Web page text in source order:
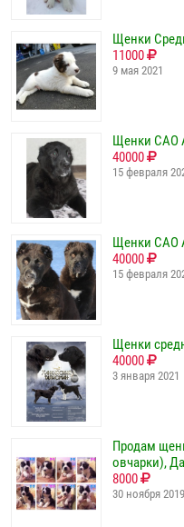
Щенки
11000
9 мая 2021
Щенки САО
40000
15 февраля
Щенки САО
40000
15 февраля
Щенки
40000
3 января 2021
Продам
овчарки),
8000
30 ноября 2019